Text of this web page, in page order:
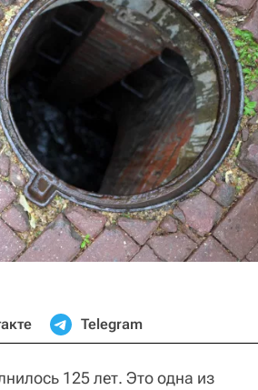
Telegram
125 лет. Это одна из